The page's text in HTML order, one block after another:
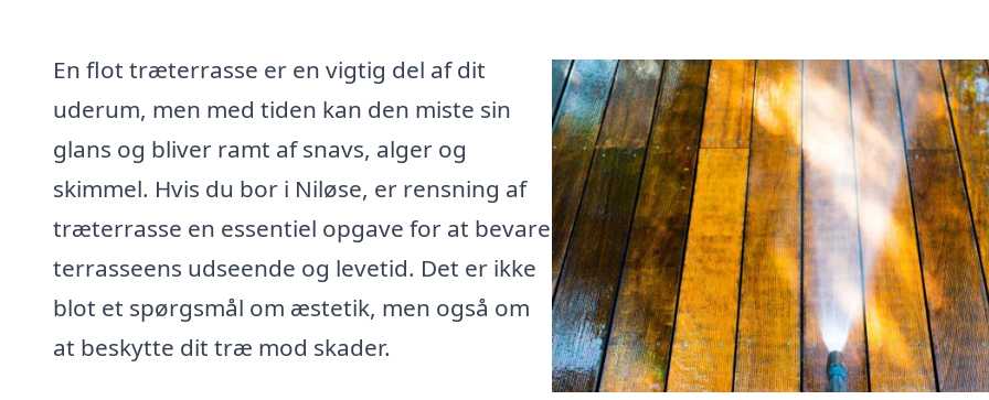
En flot træterrasse er en vigtig del af dit
uderum, men med tiden kan den miste sin
glans og bliver ramt af snavs, alger og
skimmel. Hvis du bor i Niløse, er rensning af
træterrasse en essentiel opgave for at bevare
terrasseens udseende og levetid. Det er ikke
blot et spørgsmål om æstetik, men også om
at beskytte dit træ mod skader.